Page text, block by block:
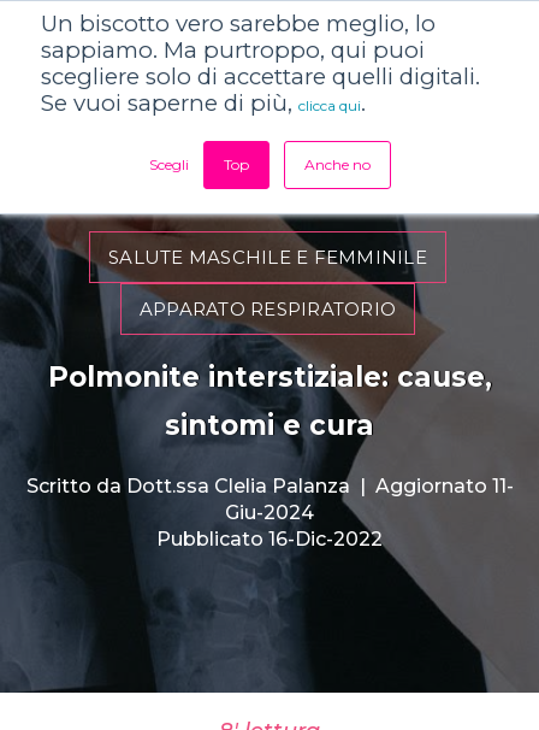
Un biscotto vero sarebbe meglio, lo
sappiamo. Ma purtroppo, qui puoi
scegliere solo di accettare quelli digitali.
Se vuoi saperne di più, clicca qui.
Scegli Top Anche no
SALUTE MASCHILE E FEMMINILE
APPARATO RESPIRATORIO
Polmonite interstiziale: cause,
sintomi e cura
Scritto da Dott.ssa Clelia Palanza | Aggiornato 11-
Giu-2024
Pubblicato 16-Dic-2022